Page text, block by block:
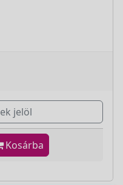
jelöl
Kosárba